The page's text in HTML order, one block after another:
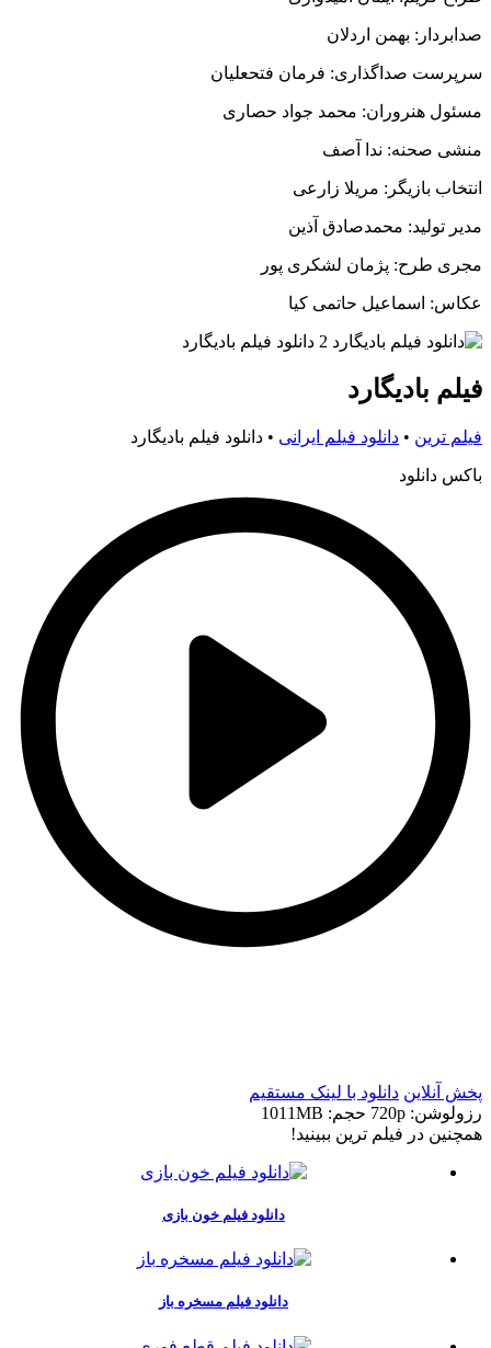
صدابردار: بهمن اردلان
سرپرست صداگذاری: فرمان فتحعلیان
مسئول هنروران: محمد جواد حصاری
منشی صحنه: ندا آصف
انتخاب بازیگر: مریلا زارعی
مدیر تولید: محمدصادق آذین
مجری طرح: پژمان لشکری پور
عکاس: اسماعیل حاتمی کیا
فیلم بادیگارد
فیلم ترین • دانلود فیلم ایرانی • دانلود فیلم بادیگارد
باکس دانلود
پخش آنلاین دانلود با لينک مستقيم
رزولوشن: 720p
حجم: 1011MB
همچنين در فيلم ترين ببينيد!
دانلود فیلم خون بازی
دانلود فیلم مسخره باز